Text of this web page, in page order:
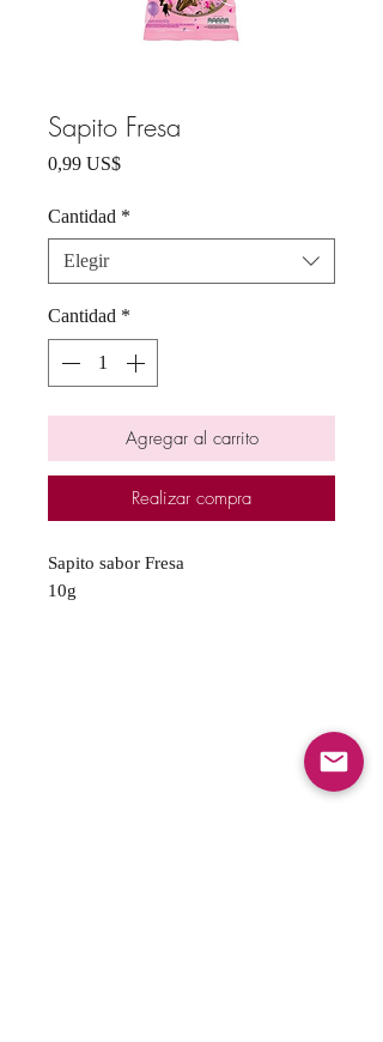
Sapito Fresa
0,99 US$Precio
Cantidad *
Elegir
Cantidad *
Agregar al carrito
Realizar compra
Sapito sabor Fresa
10g